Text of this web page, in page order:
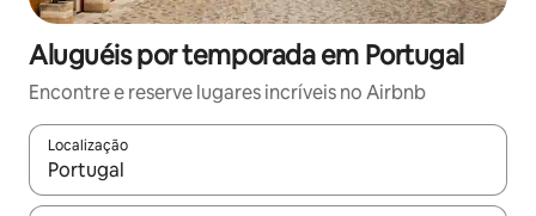
Aluguéis por temporada em Portugal
Encontre e reserve lugares incríveis no Airbnb
Localização
Quando os resultados estiverem disponíveis, explore-os